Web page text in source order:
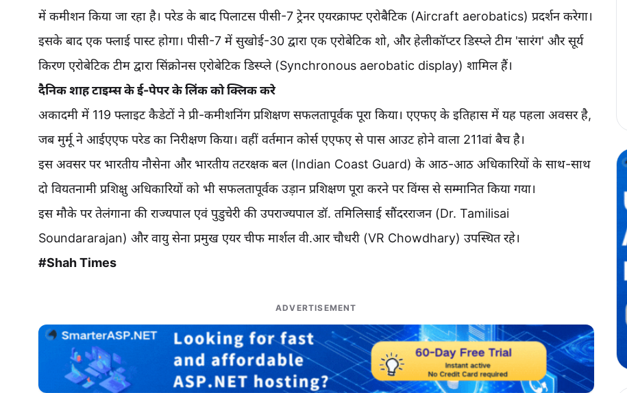
में कमीशन किया जा रहा है। परेड के बाद पिलाटस पीसी-7 ट्रेनर एयरक्राफ्ट एरोबैटिक (Aircraft aerobatics) प्रदर्शन करेगा।
इसके बाद एक फ्लाई पास्ट होगा। पीसी-7 में सुखोई-30 द्वारा एक एरोबेटिक शो, और हेलीकॉप्टर डिस्प्ले टीम 'सारंग' और सूर्य
किरण एरोबेटिक टीम द्वारा सिंक्रोनस एरोबेटिक डिस्प्ले (Synchronous aerobatic display) शामिल हैं।
दैनिक शाह टाइम्स के ई-पेपर के लिंक को क्लिक करे
अकादमी में 119 फ्लाइट कैडेटों ने प्री-कमीशनिंग प्रशिक्षण सफलतापूर्वक पूरा किया। एएफए के इतिहास में यह पहला अवसर है,
जब मुर्मू ने आईएएफ परेड का निरीक्षण किया। वहीं वर्तमान कोर्स एएफए से पास आउट होने वाला 211वां बैच है।
इस अवसर पर भारतीय नौसेना और भारतीय तटरक्षक बल (Indian Coast Guard) के आठ-आठ अधिकारियों के साथ-साथ
दो वियतनामी प्रशिक्षु अधिकारियों को भी सफलतापूर्वक उड़ान प्रशिक्षण पूरा करने पर विंग्स से सम्मानित किया गया।
इस मौके पर तेलंगाना की राज्यपाल एवं पुडुचेरी की उपराज्यपाल डॉ. तमिलिसाई सौंदरराजन (Dr. Tamilisai
Soundararajan) और वायु सेना प्रमुख एयर चीफ मार्शल वी.आर चौधरी (VR Chowdhary) उपस्थित रहे।
#Shah Times
ADVERTISEMENT